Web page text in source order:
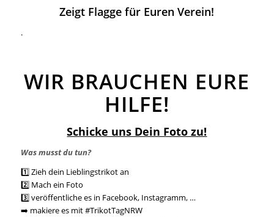
Zeigt Flagge für Euren Verein!
.
WIR BRAUCHEN EURE
HILFE!
Schicke uns Dein Foto zu!
Was musst du tun?
1️⃣ Zieh dein Lieblingstrikot an
2️⃣ Mach ein Foto
3️⃣ veröffentliche es in Facebook, Instagramm, …
➡️ makiere es mit #TrikotTagNRW